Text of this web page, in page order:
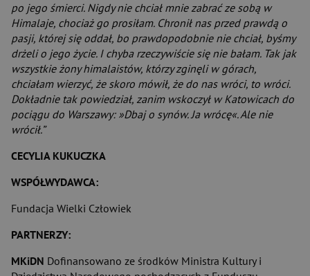
po jego śmierci. Nigdy nie chciał mnie zabrać ze sobą w
Himalaje, chociaż go prosiłam. Chronił nas przed prawdą o
pasji, której się oddał, bo prawdopodobnie nie chciał, byśmy
drżeli o jego życie. I chyba rzeczywiście się nie bałam. Tak jak
wszystkie żony himalaistów, którzy zginęli w górach,
chciałam wierzyć, że skoro mówił, że do nas wróci, to wróci.
Dokładnie tak powiedział, zanim wskoczył w Katowicach do
pociągu do Warszawy: »Dbaj o synów. Ja wrócę«. Ale nie
wrócił.”
CECYLIA KUKUCZKA
WSPÓŁWYDAWCA:
Fundacja Wielki Człowiek
PARTNERZY:
MKiDN Dofinansowano ze środków Ministra Kultury i